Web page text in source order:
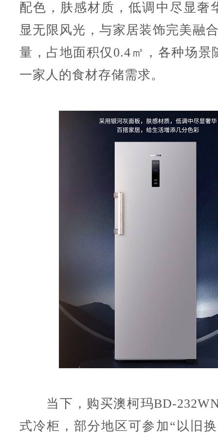
配色，肤感材质，低调中尽显奢
显无限风光，与家居装饰完美融
量，占地面积仅0.4㎡，各种场景
一家人的食材存储需求。
当下，购买澳柯玛BD-
式冷柜，部分地区可参加“以旧